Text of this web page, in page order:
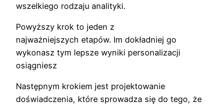
wszelkiego rodzaju analityki.
Powyższy krok to jeden z
najważniejszych etapów. Im dokładniej go
wykonasz tym lepsze wyniki personalizacji
osiągniesz
Następnym krokiem jest projektowanie
doświadczenia, które sprowadza się do tego, że